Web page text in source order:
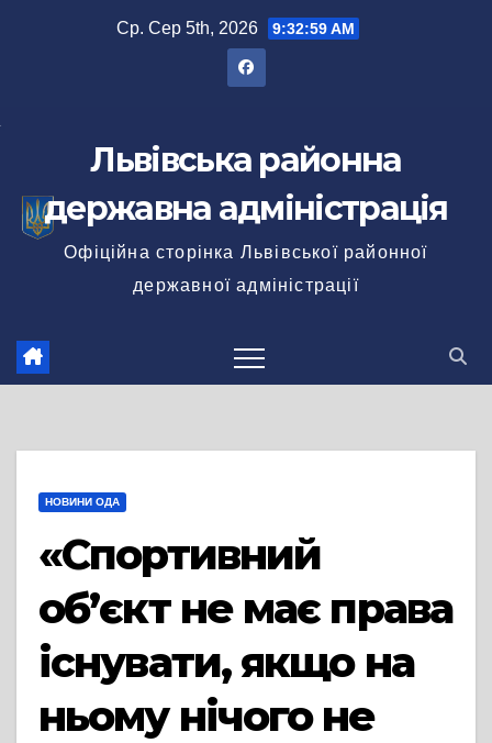
Ср. Сер 5th, 2026 9:32:59 AM
Львівська районна
державна адміністрація
Офіційна сторінка Львівської районної
державної адміністрації
НОВИНИ ОДА
«Спортивний
об’єкт не має права
існувати, якщо на
ньому нічого не